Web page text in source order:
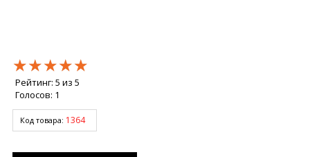
★★★★★
★★★★★
★★★★★
Рейтинг: 5 из 5
Голосов: 1
Код товара: 1364